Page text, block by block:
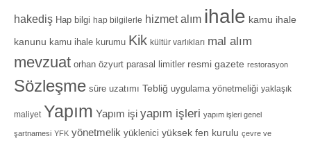
hakediş Hap bilgi hap bilgilerle hizmet alım ihale kamu ihale
kanunu kamu ihale kurumu Kik kültür varlıkları mal alım
mevzuat orhan özyurt parasal limitler resmi gazete restorasyon
Sözleşme süre uzatımı Tebliğ uygulama yönetmeliği yaklaşık
maliyet Yapım Yapım işi yapım işleri yapım işleri genel
şartnamesi YFK yönetmelik yüklenici yüksek fen kurulu çevre ve